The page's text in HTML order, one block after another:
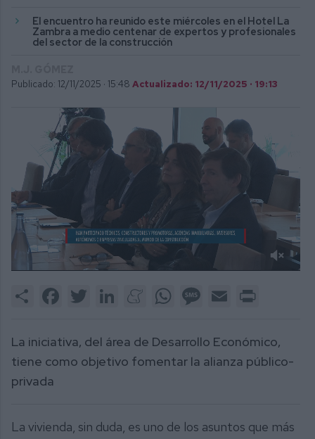
El encuentro ha reunido este miércoles en el Hotel La
Zambra a medio centenar de expertos y profesionales
del sector de la construcción
Publicado: 12/11/2025 · 15:48 Actualizado: 12/11/2025 · 19:13
3
Share FacebookTwitter LinkedInMeneameWhatsAppMessage
Email
La iniciativa, del área de Desarrollo Económico,
tiene como objetivo fomentar la alianza público-
privada
La vivienda, sin duda, es uno de los asuntos que más